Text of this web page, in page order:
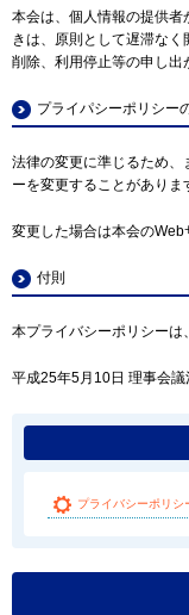
本会は、個人情報の提供者
きは、原則として遅滞なく
削除、利用停止等の申し出
プライパシーポリシー
法律の変更に準じるため
ーを変更することがありま
変更した場合は本会のWeb
付則
本プライバシーポリシーは
平成25年5月10日 理事会議
プライバシーポリシ